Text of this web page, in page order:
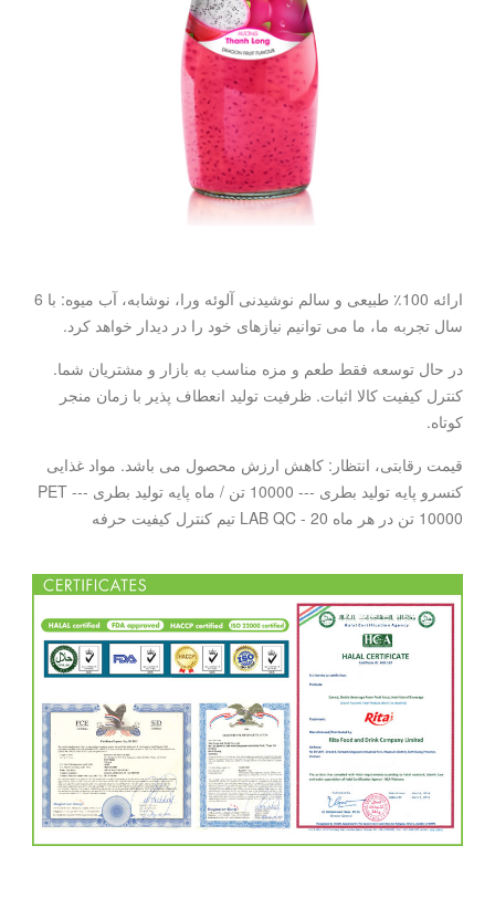
ارائه 100٪ طبیعی و سالم نوشیدنی آلوئه ورا، نوشابه، آب میوه: با 6
سال تجربه ما، ما می توانیم نیازهای خود را در دیدار خواهد کرد.
در حال توسعه فقط طعم و مزه مناسب به بازار و مشتریان شما.
کنترل کیفیت کالا اثبات. ظرفیت تولید انعطاف پذیر با زمان منجر
کوتاه.
قیمت رقابتی، انتظار: کاهش ارزش محصول می باشد. مواد غذایی
کنسرو پایه تولید بطری --- 10000 تن / ماه پایه تولید بطری PET ---
10000 تن در هر ماه LAB QC - 20 تیم کنترل کیفیت حرفه